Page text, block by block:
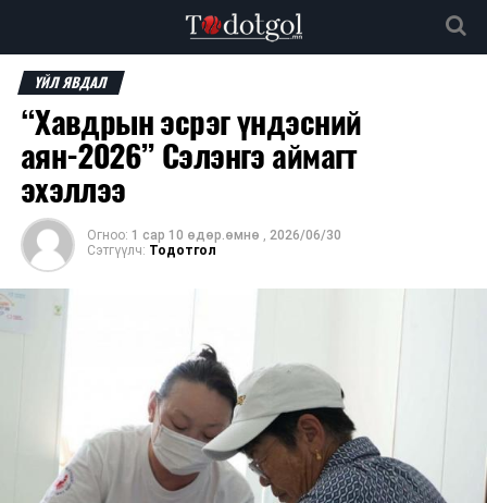
ҮЙЛ ЯВДАЛ
“Хавдрын эсрэг үндэсний
аян-2026” Сэлэнгэ аймагт
эхэллээ
Огноо: 1 сар 10 өдөр.өмнө , 2026/06/30
Сэтгүүлч: Тодотгол